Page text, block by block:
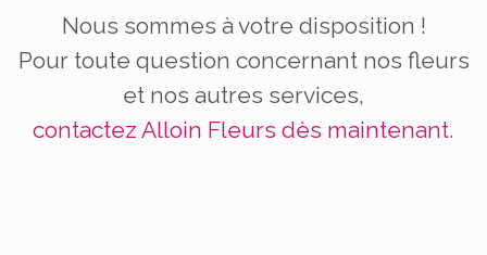
Nous sommes à votre disposition !
Pour toute question concernant nos fleurs
et nos autres services,
contactez Alloin Fleurs dès maintenant.